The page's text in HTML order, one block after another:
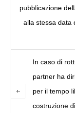
pubblicazione
alla stessa data
In caso di
partner ha
per il tempo
costruzione